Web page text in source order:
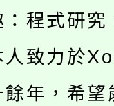
動。
桃局
。
至27日
桃園市
：程式研
人致力於
餘年，希